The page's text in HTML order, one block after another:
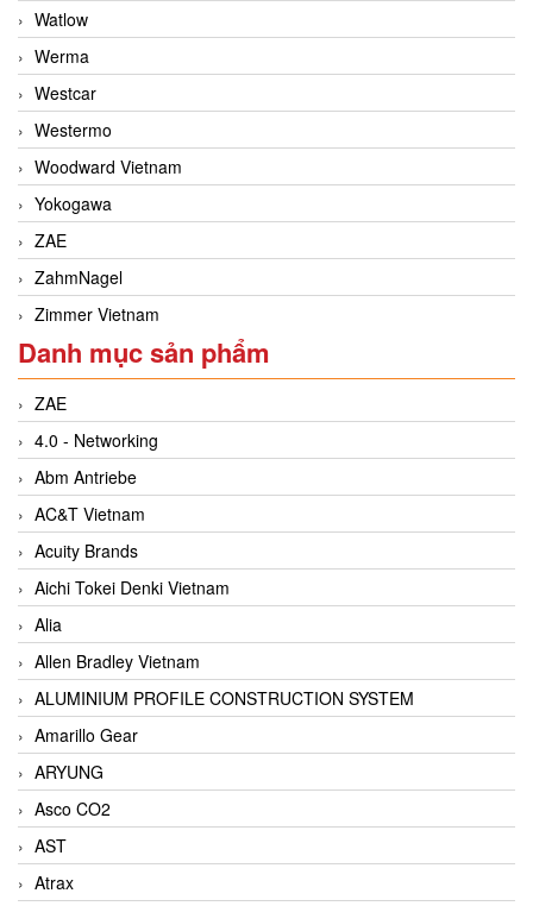
Watlow
Werma
Westcar
Westermo
Woodward Vietnam
Yokogawa
ZAE
ZahmNagel
Zimmer Vietnam
Danh mục sản phẩm
ZAE
4.0 - Networking
Abm Antriebe
AC&T Vietnam
Acuity Brands
Aichi Tokei Denki Vietnam
Alia
Allen Bradley Vietnam
ALUMINIUM PROFILE CONSTRUCTION SYSTEM
Amarillo Gear
ARYUNG
Asco CO2
AST
Atrax